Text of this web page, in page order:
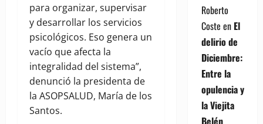
para organizar, supervisar
y desarrollar los servicios
psicológicos. Eso genera un
vacío que afecta la
integralidad del sistema”,
denunció la presidenta de
la ASOPSALUD, María de los
Santos.
Roberto
Coste en El
delirio de
Diciembre:
Entre la
opulencia y
la Viejita
Belén